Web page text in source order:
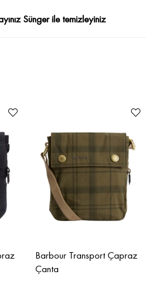
Sünger ile temizleyiniz
Barbour Transport Çapraz
Çanta